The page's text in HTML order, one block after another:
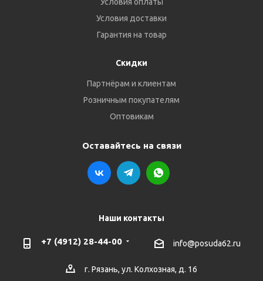
Условия доставки
Гарантия на товар
Скидки
Партнёрам и клиентам
Розничным покупателям
Оптовикам
Оставайтесь на связи
Наши контакты
+7 (4912) 28-44-00 info@posuda62.ru
г. Рязань, ул. Колхозная, д. 16